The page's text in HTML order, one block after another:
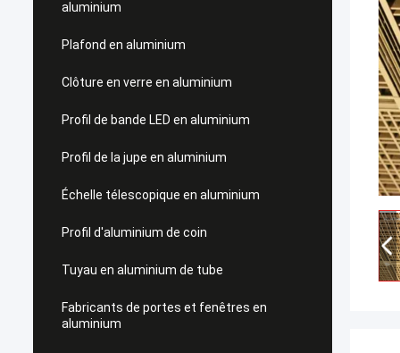
aluminium
Plafond en aluminium
Clôture en verre en aluminium
Profil de bande LED en aluminium
Profil de la jupe en aluminium
Échelle télescopique en aluminium
Profil d'aluminium de coin
Tuyau en aluminium de tube
Fabricants de portes et fenêtres en
aluminium